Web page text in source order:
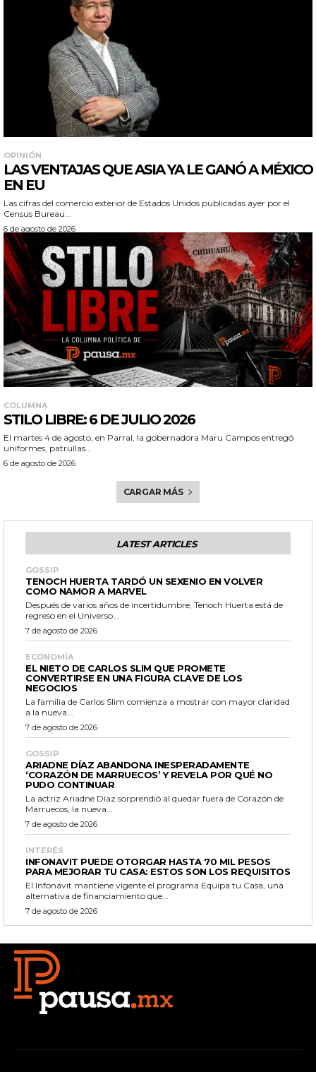
OPINIÓN
LAS VENTAJAS QUE ASIA YA LE GANÓ A MÉXICO
EN EU
Las cifras del comercio exterior de Estados Unidos publicadas ayer por el
Census Bureau...
6 de agosto de 2026
COLUMNA
STILO LIBRE: 6 DE JULIO 2026
El martes 4 de agosto, en Parral, la gobernadora Maru Campos entregó
uniformes, patrullas...
6 de agosto de 2026
CARGAR MÁS
LATEST ARTICLES
GOSSIP
TENOCH HUERTA TARDÓ UN SEXENIO EN VOLVER
COMO NAMOR A MARVEL
Después de varios años de incertidumbre, Tenoch Huerta está de
regreso en el Universo...
7 de agosto de 2026
ECONOMÍA
EL NIETO DE CARLOS SLIM QUE PROMETE
CONVERTIRSE EN UNA FIGURA CLAVE DE LOS
NEGOCIOS
La familia de Carlos Slim comienza a mostrar con mayor claridad
a la nueva...
7 de agosto de 2026
GOSSIP
ARIADNE DÍAZ ABANDONA INESPERADAMENTE
‘CORAZÓN DE MARRUECOS’ Y REVELA POR QUÉ NO
PUDO CONTINUAR
La actriz Ariadne Díaz sorprendió al quedar fuera de Corazón de
Marruecos, la nueva...
7 de agosto de 2026
INTERÉS
INFONAVIT PUEDE OTORGAR HASTA 70 MIL PESOS
PARA MEJORAR TU CASA: ESTOS SON LOS REQUISITOS
El Infonavit mantiene vigente el programa Equipa tu Casa, una
alternativa de financiamiento que...
7 de agosto de 2026